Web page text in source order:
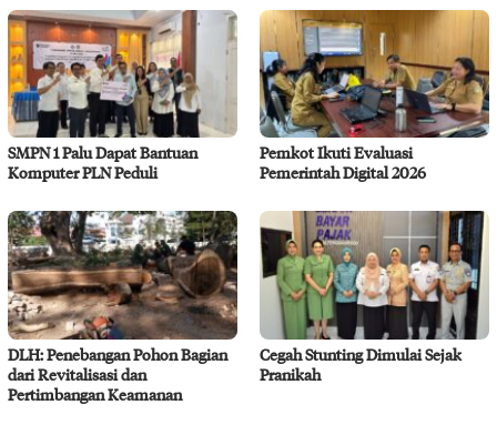
SMPN 1 Palu Dapat Bantuan
Komputer PLN Peduli
Pemkot Ikuti Evaluasi
Pemerintah Digital 2026
DLH: Penebangan Pohon Bagian
dari Revitalisasi dan
Pertimbangan Keamanan
Cegah Stunting Dimulai Sejak
Pranikah